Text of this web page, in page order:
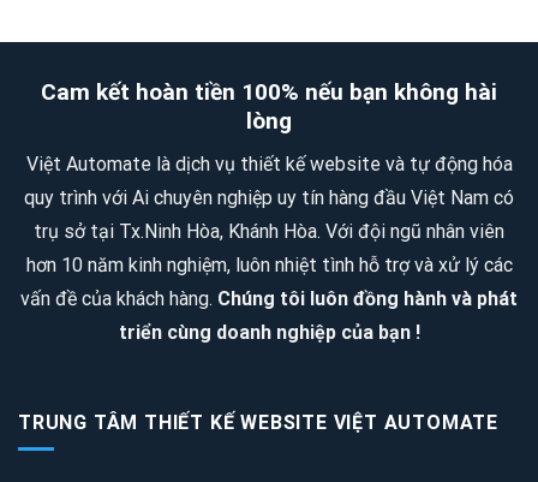
2
–
4
SAO
Patin
lý
ăn,
Cam kết hoàn tiền 100% nếu bạn không hài
lòng
Việt Automate là dịch vụ thiết kế website và tự động hóa
quy trình với Ai chuyên nghiệp uy tín hàng đầu Việt Nam có
trụ sở tại Tx.Ninh Hòa, Khánh Hòa. Với đội ngũ nhân viên
hơn 10 năm kinh nghiệm, luôn nhiệt tình hỗ trợ và xử lý các
vấn đề của khách hàng. Chúng tôi luôn đồng hành và phát
triển cùng doanh nghiệp của bạn !
TRUNG TÂM THIẾT KẾ WEBSITE VIỆT AUTOMATE